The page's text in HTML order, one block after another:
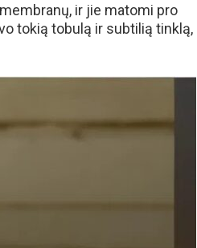
ir jie matomi pro
tokią tobulą ir subtilią tinklą,